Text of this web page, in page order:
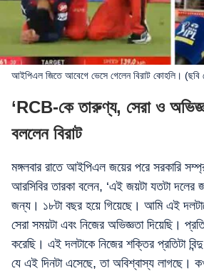
আইপিএল জিতে আবেগে ভেসে গেলেন বিরাট কোহলি। (ছবি
‘RCB-কে তারুণ্য, সেরা ও
বললেন বিরাট
মঙ্গলবার রাতে আইপিএল জয়ের পরে সরকারি
আরসিবির তারকা বলেন, ‘এই জয়টা যতটা দলের
জন্য। ১৮টা বছর হয়ে গিয়েছে। আমি এই
সেরা সময়টা এবং নিজের অভিজ্ঞতা দিয়েছি।
করেছি। এই দলটাকে নিজের শক্তির প্রতিটা
যে এই দিনটা এসেছে, তা অবিশ্বাস্য লাগছে।